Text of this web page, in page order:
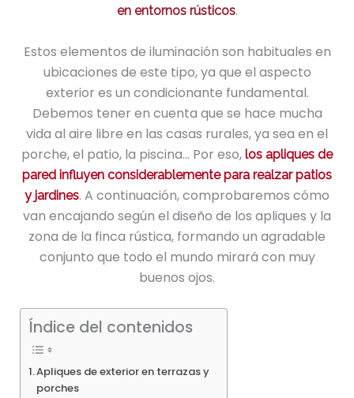
en entornos rústicos.
Estos elementos de iluminación son habituales en
ubicaciones de este tipo, ya que el aspecto
exterior es un condicionante fundamental.
Debemos tener en cuenta que se hace mucha
vida al aire libre en las casas rurales, ya sea en el
porche, el patio, la piscina… Por eso, los apliques de
pared influyen considerablemente para realzar patios
y jardines. A continuación, comprobaremos cómo
van encajando según el diseño de los apliques y la
zona de la finca rústica, formando un agradable
conjunto que todo el mundo mirará con muy
buenos ojos.
Índice del contenidos
Apliques de exterior en terrazas y
porches